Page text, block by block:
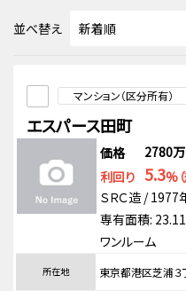
並べ替え
マンション（区分所有）
エスパース田町
価格
2780
利回り 5.3%
ＳＲＣ造 /
専有面積:
ワンルーム
所在地 東京都港区芝浦３